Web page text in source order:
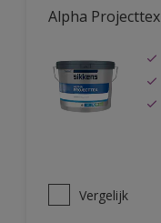
Alpha Projecttex
Vergelijk